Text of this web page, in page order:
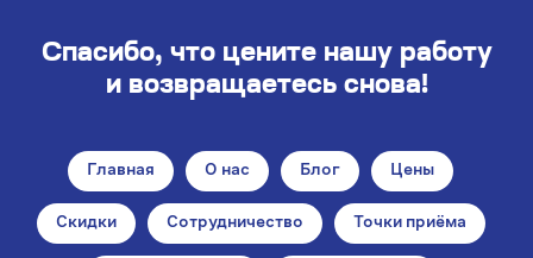
Спасибо, что цените нашу работу
и возвращаетесь снова!
Главная О нас Блог Цены
Скидки Сотрудничество Точки приёма